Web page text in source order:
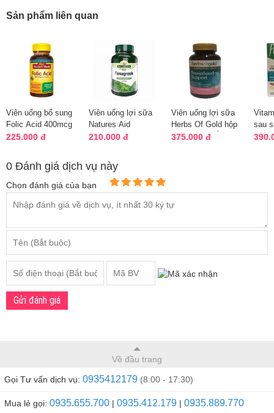
Sản phẩm liên quan
Viên uống bổ sung
Folic Acid 400mcg
Nature Made 250
225.000 đ
Viên uống lợi sữa
Natures Aid
Fenugreek 500mg
210.000 đ
Viên uống lợi sữa
Herbs Of Gold hộp
60 viên của Úc
375.000 đ
sau
0 Đánh giá dịch vụ này
Chọn đánh giá của bạn
Gửi đánh giá
Về đầu trang
Gọi Tư vấn dịch vụ: 0935412179 (8:00 - 17:30)
Mua lẻ gọi: 0935.655.700 | 0935.412.179 | 0935.889.770